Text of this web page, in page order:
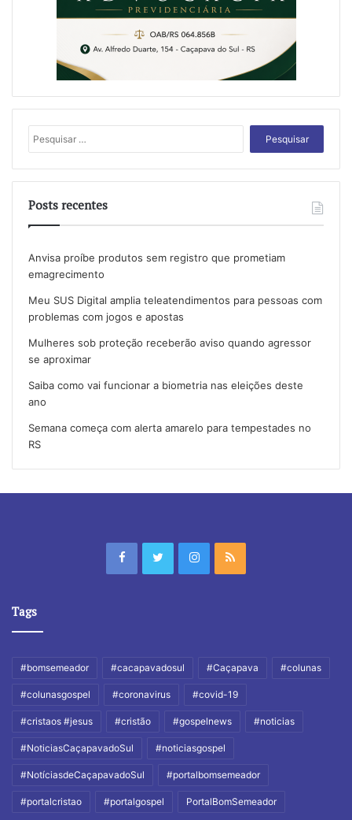
Pesquisar
por:
Posts recentes
Anvisa proíbe produtos sem registro que prometiam
emagrecimento
Meu SUS Digital amplia teleatendimentos para pessoas com
problemas com jogos e apostas
Mulheres sob proteção receberão aviso quando agressor
se aproximar
Saiba como vai funcionar a biometria nas eleições deste
ano
Semana começa com alerta amarelo para tempestades no
RS
Tags
#bomsemeador #cacapavadosul #Caçapava #colunas
#colunasgospel #coronavirus #covid-19
#cristaos #jesus #cristão #gospelnews #noticias
#NoticiasCaçapavadoSul #noticiasgospel
#NotíciasdeCaçapavadoSul #portalbomsemeador
#portalcristao #portalgospel PortalBomSemeador